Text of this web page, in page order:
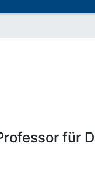
für